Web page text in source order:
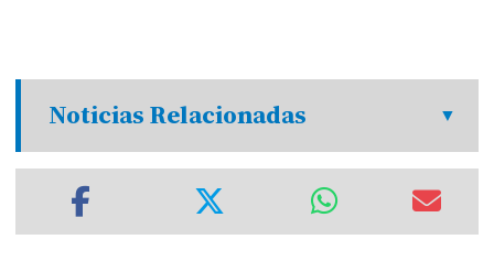
Noticias Relacionadas